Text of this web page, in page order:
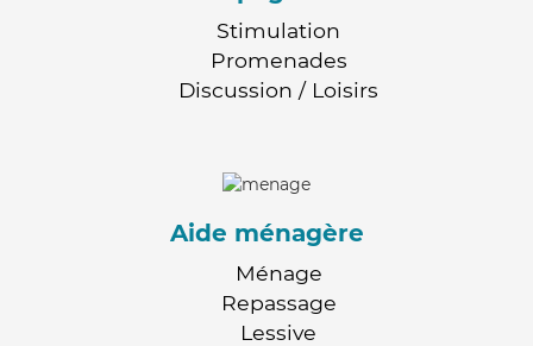
Stimulation
Promenades
Discussion / Loisirs
Aide ménagère
Ménage
Repassage
Lessive